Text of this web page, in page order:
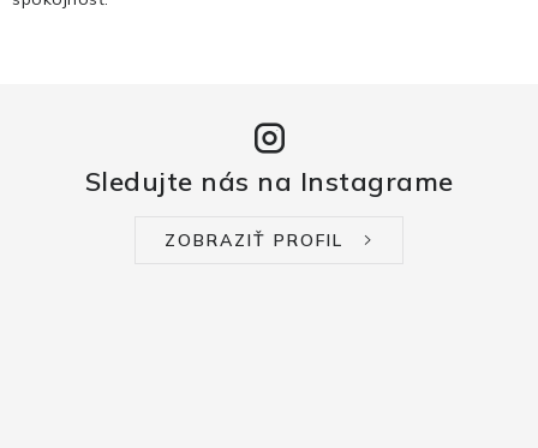
Sledujte nás na Instagrame
ZOBRAZIŤ PROFIL